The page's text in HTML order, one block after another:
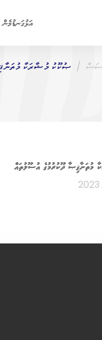
އަޅުގަނޑުމެން
ޞުކޫކު މުޝާރަކާ
މުތަނާޤިޞާ ދޫކުރުމުގެ އުސޫލުތައް